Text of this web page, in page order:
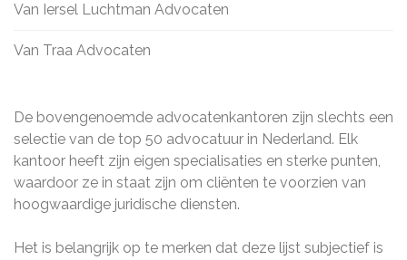
Van Iersel Luchtman Advocaten
Van Traa Advocaten
De bovengenoemde advocatenkantoren zijn slechts een
selectie van de top 50 advocatuur in Nederland. Elk
kantoor heeft zijn eigen specialisaties en sterke punten,
waardoor ze in staat zijn om cliënten te voorzien van
hoogwaardige juridische diensten.
Het is belangrijk op te merken dat deze lijst subjectief is